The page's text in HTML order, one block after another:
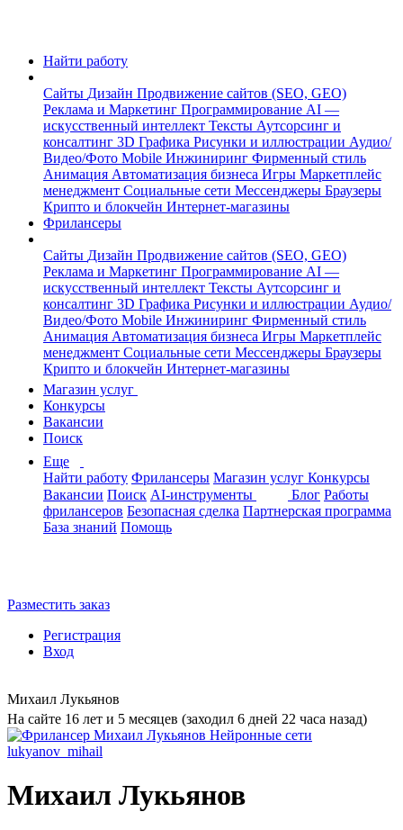
Найти работу
Сайты Дизайн Продвижение сайтов (SEO, GEO)
Реклама и Маркетинг Программирование AI —
искусственный интеллект Тексты Аутсорсинг и
консалтинг 3D Графика Рисунки и иллюстрации Аудио/
Видео/Фото Mobile Инжиниринг Фирменный стиль
Анимация Автоматизация бизнеса Игры Маркетплейс
менеджмент Социальные сети Мессенджеры Браузеры
Крипто и блокчейн Интернет-магазины
Фрилансеры
Сайты Дизайн Продвижение сайтов (SEO, GEO)
Реклама и Маркетинг Программирование AI —
искусственный интеллект Тексты Аутсорсинг и
консалтинг 3D Графика Рисунки и иллюстрации Аудио/
Видео/Фото Mobile Инжиниринг Фирменный стиль
Анимация Автоматизация бизнеса Игры Маркетплейс
менеджмент Социальные сети Мессенджеры Браузеры
Крипто и блокчейн Интернет-магазины
Магазин услуг
Конкурсы
Вакансии
Поиск
Еще
Найти работу Фрилансеры Магазин услуг Конкурсы
Вакансии Поиск AI-инструменты Блог Работы
фрилансеров Безопасная сделка Партнерская программа
База знаний Помощь
Разместить заказ
Регистрация
Вход
Михаил Лукьянов
На сайте 16 лет и 5 месяцев (заходил 6 дней 22 часа назад)
Михаил Лукьянов